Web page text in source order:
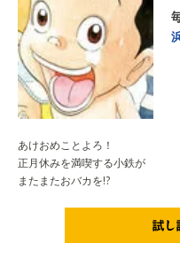
あけおめことよろ！
正月休みを満喫する小鉄が
またまたおバカを!?